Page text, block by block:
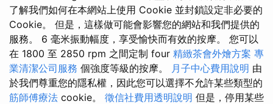
了解我們如何在本網站上使用 Cookie 並封鎖設定非必要的
Cookie。 但是，這樣做可能會影響您的網站和我們提供的
服務。 6 毫米振動幅度，享受愉快而有效的按摩。 您可以
在 1800 至 2850 rpm 之間定制 four 精緻茶會外燴方案 專
業清潔公司服務 個強度等級的按摩。 月子中心費用說明 由
於我們尊重您的隱私權，因此您可以選擇不允許某些類型的
筋師傅療法 cookie。 徵信社費用透明說明 但是，停用某些